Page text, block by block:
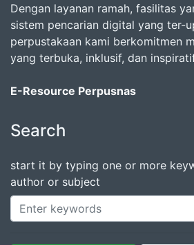
Dengan layanan ramah, fasilitas
sistem pencarian digital yang ter-
perpustakaan kami berkomitmen
yang terbuka, inklusif, dan
E-Resource Perpusnas
Search
start it by typing one or more
author or subject